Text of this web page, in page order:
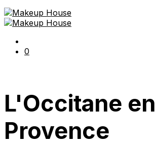
0
L'Occitane en
Provence